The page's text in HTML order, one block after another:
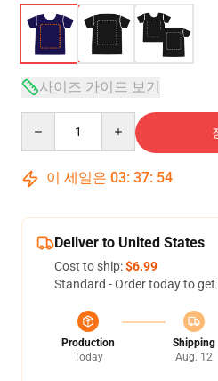
사이즈 가이드 보기
이 세일은 03: 37: 54
Deliver to United States
Cost to ship:$6.99
Standard - Order today to get
Production
Today
Shipping
Aug. 12